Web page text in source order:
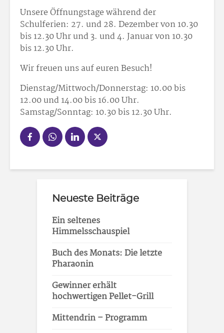
Unsere Öffnungstage während der
Schulferien: 27. und 28. Dezember von 10.30
bis 12.30 Uhr und 3. und 4. Januar von 10.30
bis 12.30 Uhr.
Wir freuen uns auf euren Besuch!
Dienstag/Mittwoch/Donnerstag: 10.00 bis
12.00 und 14.00 bis 16.00 Uhr.
Samstag/Sonntag: 10.30 bis 12.30 Uhr.
Neueste Beiträge
Ein seltenes
Himmelsschauspiel
Buch des Monats: Die letzte
Pharaonin
Gewinner erhält
hochwertigen Pellet-Grill
Mittendrin – Programm